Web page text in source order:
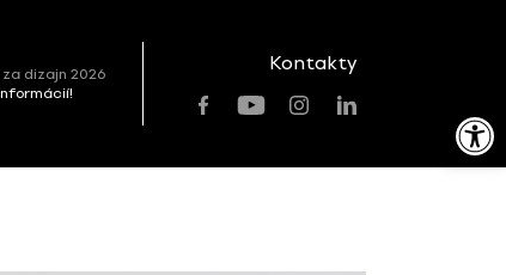
Open toolbar
dizajn 2026
Kontakty